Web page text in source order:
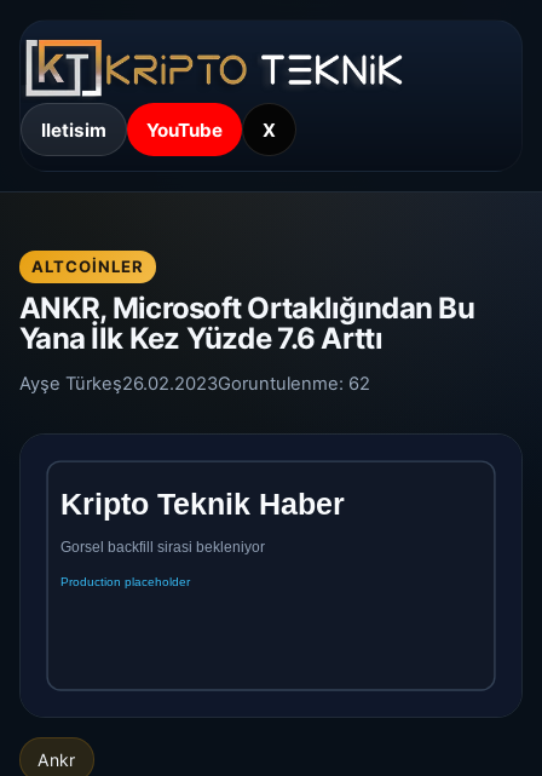
Iletisim YouTube X
ALTCOINLER
ANKR, Microsoft Ortaklığından Bu
Yana İlk Kez Yüzde 7.6 Arttı
Ayşe Türkeş26.02.2023Goruntulenme: 62
Ankr